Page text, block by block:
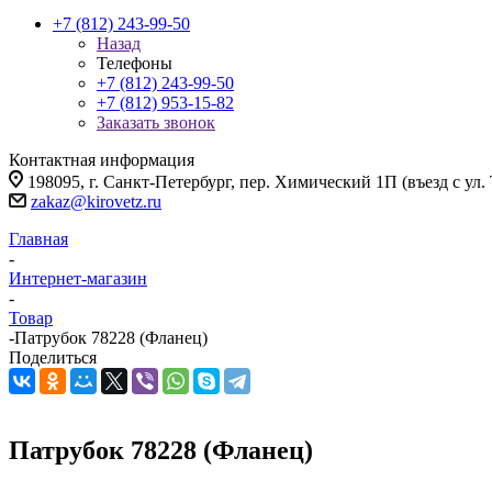
+7 (812) 243-99-50
Назад
Телефоны
+7 (812) 243-99-50
+7 (812) 953-15-82
Заказать звонок
Контактная информация
198095, г. Санкт-Петербург, пер. Химический 1П (въезд с
zakaz@kirovetz.ru
Главная
-
Интернет-магазин
-
Товар
-Патрубок 78228 (Фланец)
Поделиться
Патрубок 78228 (Фланец)